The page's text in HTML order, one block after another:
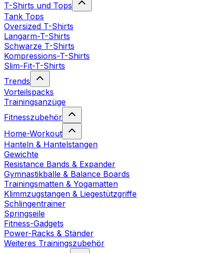
T-Shirts und Tops
Tank Tops
Oversized T-Shirts
Langarm-T-Shirts
Schwarze T-Shirts
Kompressions-T-Shirts
Slim-Fit-T-Shirts
Trends
Vorteilspacks
Trainingsanzüge
Fitnesszubehör
Home-Workout
Hanteln & Hantelstangen
Gewichte
Resistance Bands & Expander
Gymnastikbälle & Balance Boards
Trainingsmatten & Yogamatten
Klimmzugstangen & Liegestützgriffe
Schlingentrainer
Springseile
Fitness-Gadgets
Power-Racks & Ständer
Weiteres Trainingszubehör